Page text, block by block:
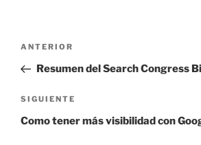
Navegación
entradas
Entrada
anterior:
ANTERIOR
Resumen del Search Congress
Siguiente
entrada
SIGUIENTE
Como tener más visibilidad con